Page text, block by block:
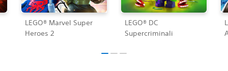
LEGO® Marvel Super
Heroes 2
LEGO® DC
Supercriminali